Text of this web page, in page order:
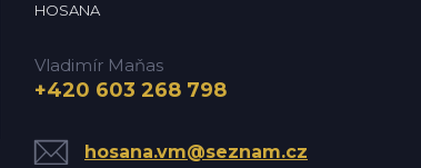
HOSANA
Vladimír Maňas
+420 603 268 798
hosana.vm@seznam.cz